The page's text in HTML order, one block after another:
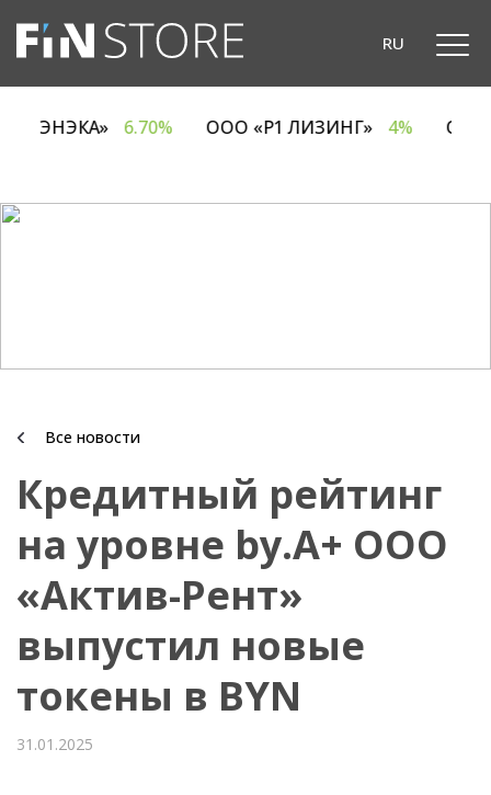
RU
«ЭНЭКА» 6.70% ООО «Р1 ЛИЗИНГ» 4%
Все новости
Кредитный рейтинг
на уровне by.A+ ООО
«Актив-Рент»
выпустил новые
токены в BYN
31.01.2025